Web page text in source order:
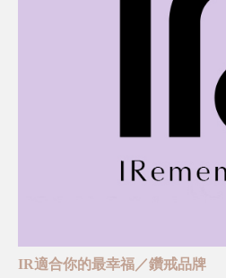
IR適合你的最幸福／鑽戒品牌